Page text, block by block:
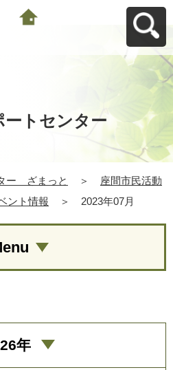
ートセンター
ー ざまっと ＞
座間市民活動
ント情報 ＞ 2023年07月
年